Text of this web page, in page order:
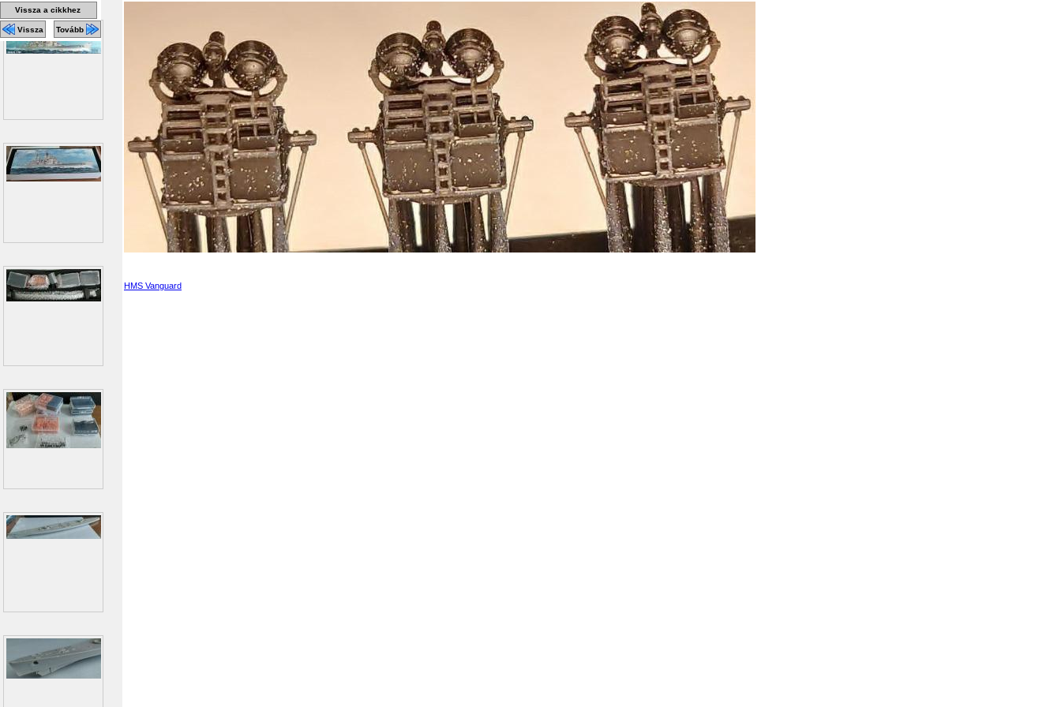
HMS Vanguard
Vissza a cikkhez
Vissza Tovább